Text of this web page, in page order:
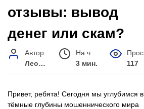
отзывы: вывод
денег или скам?
Автор
Леонид Малышев
3 мин.
117
Привет, ребята! Сегодня мы углубимся в
тёмные глубины мошеннического мира